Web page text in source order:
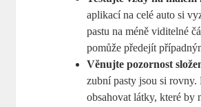
aplikací na celé auto si
pastu na méně viditelné
pomůže předejít
Věnujte pozornost
zubní pasty jsou si rovny.
obsahovat látky, které by